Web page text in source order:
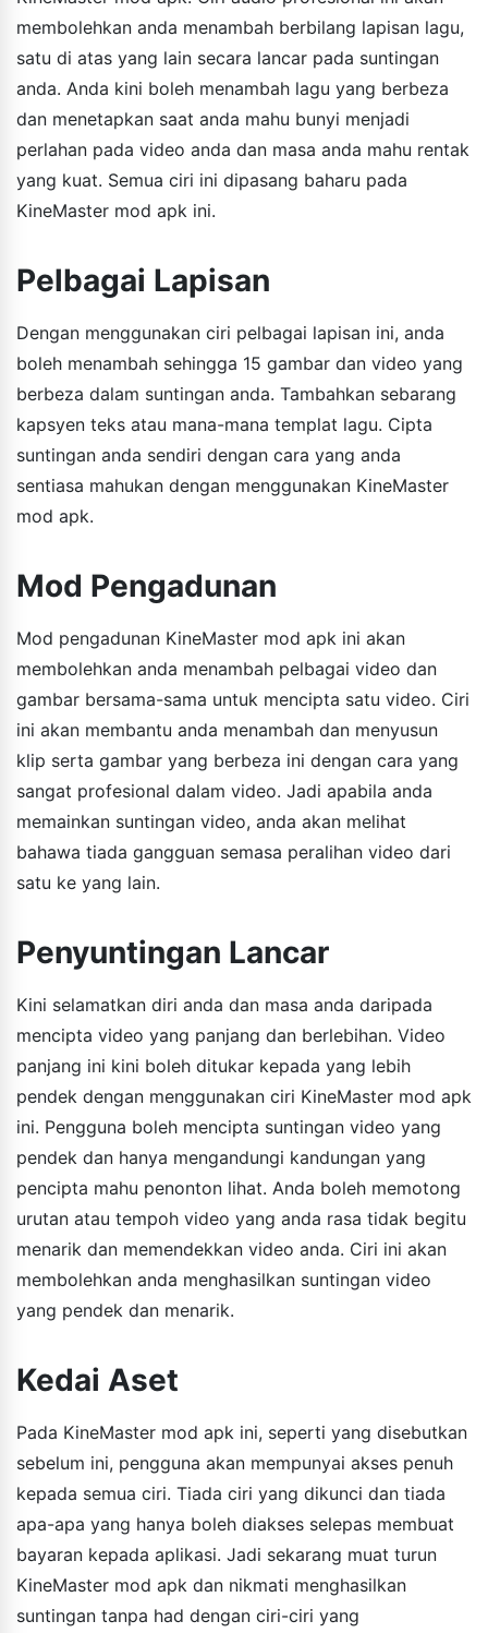
membolehkan anda menambah berbilang lapisan lagu,
satu di atas yang lain secara lancar pada suntingan
anda. Anda kini boleh menambah lagu yang berbeza
dan menetapkan saat anda mahu bunyi menjadi
perlahan pada video anda dan masa anda mahu rentak
yang kuat. Semua ciri ini dipasang baharu pada
KineMaster mod apk ini.
Pelbagai Lapisan
Dengan menggunakan ciri pelbagai lapisan ini, anda
boleh menambah sehingga 15 gambar dan video yang
berbeza dalam suntingan anda. Tambahkan sebarang
kapsyen teks atau mana-mana templat lagu. Cipta
suntingan anda sendiri dengan cara yang anda
sentiasa mahukan dengan menggunakan KineMaster
mod apk.
Mod Pengadunan
Mod pengadunan KineMaster mod apk ini akan
membolehkan anda menambah pelbagai video dan
gambar bersama-sama untuk mencipta satu video. Ciri
ini akan membantu anda menambah dan menyusun
klip serta gambar yang berbeza ini dengan cara yang
sangat profesional dalam video. Jadi apabila anda
memainkan suntingan video, anda akan melihat
bahawa tiada gangguan semasa peralihan video dari
satu ke yang lain.
Penyuntingan Lancar
Kini selamatkan diri anda dan masa anda daripada
mencipta video yang panjang dan berlebihan. Video
panjang ini kini boleh ditukar kepada yang lebih
pendek dengan menggunakan ciri KineMaster mod apk
ini. Pengguna boleh mencipta suntingan video yang
pendek dan hanya mengandungi kandungan yang
pencipta mahu penonton lihat. Anda boleh memotong
urutan atau tempoh video yang anda rasa tidak begitu
menarik dan memendekkan video anda. Ciri ini akan
membolehkan anda menghasilkan suntingan video
yang pendek dan menarik.
Kedai Aset
Pada KineMaster mod apk ini, seperti yang disebutkan
sebelum ini, pengguna akan mempunyai akses penuh
kepada semua ciri. Tiada ciri yang dikunci dan tiada
apa-apa yang hanya boleh diakses selepas membuat
bayaran kepada aplikasi. Jadi sekarang muat turun
KineMaster mod apk dan nikmati menghasilkan
suntingan tanpa had dengan ciri-ciri yang